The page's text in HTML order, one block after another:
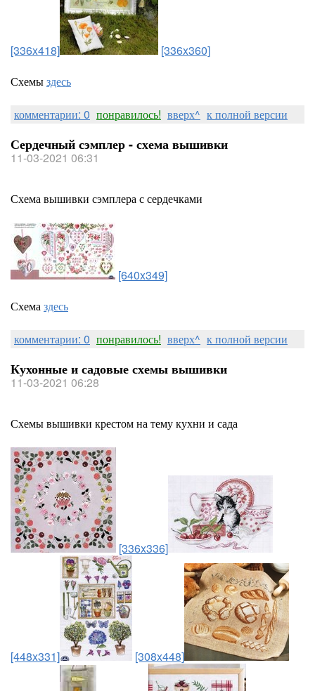
[336x418]
[336x360]
Схемыздесь
комментарии: 0 понравилось! вверх^ к полной версии
Сердечный сэмплер - схема вышивки
11-03-2021 06:31
Схема вышивки сэмплера с сердечками
[640x349]
Схемаздесь
комментарии: 0 понравилось! вверх^ к полной версии
Кухонные и садовые схемы вышивки
11-03-2021 06:28
Схемы вышивки крестом на тему кухни и сада
[336x336]
[448x331] [308x448]